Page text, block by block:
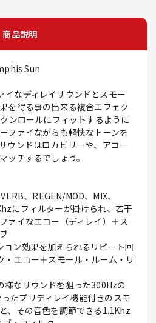
商品説明
Sun
イなディレイサウンドとスモー
を得る事の出来る複合エフェク
ンロールにフィットするように
ファイながらも軽快なトーンを
ウンドはロカビリーや、アコー
ッチするでしょう。
、REGEN/MOD、MIX、
にフィルターが掛けられ、若干
ァイなエコー（ディレイ）＋ス
ョン効果を加えられるリピート回
エコー＋スモール・ルーム・リ
様なサウンドを狙った300Hzの
たプリディレイ機能付きのスモ
、その音色を調節できる1.1Khz